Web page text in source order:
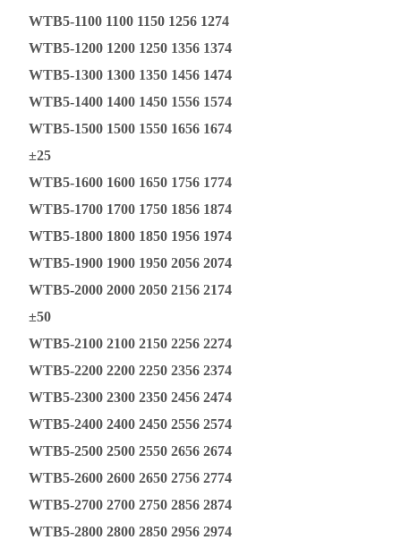
WTB5-1100 1100 1150 1256 1274
WTB5-1200 1200 1250 1356 1374
WTB5-1300 1300 1350 1456 1474
WTB5-1400 1400 1450 1556 1574
WTB5-1500 1500 1550 1656 1674
±25
WTB5-1600 1600 1650 1756 1774
WTB5-1700 1700 1750 1856 1874
WTB5-1800 1800 1850 1956 1974
WTB5-1900 1900 1950 2056 2074
WTB5-2000 2000 2050 2156 2174
±50
WTB5-2100 2100 2150 2256 2274
WTB5-2200 2200 2250 2356 2374
WTB5-2300 2300 2350 2456 2474
WTB5-2400 2400 2450 2556 2574
WTB5-2500 2500 2550 2656 2674
WTB5-2600 2600 2650 2756 2774
WTB5-2700 2700 2750 2856 2874
WTB5-2800 2800 2850 2956 2974